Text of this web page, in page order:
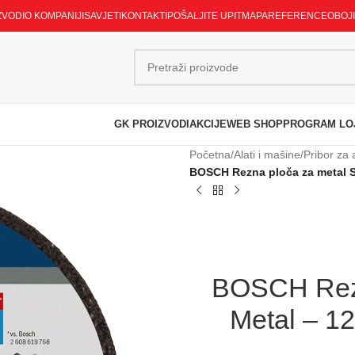
O KOMPANIJI SAVJETI KONTAKTI POŠALJITE UPITMAPAREFERENCE
GK PROIZVODI AKCIJEWEB SHOPPROGRAM
Početna/Alati i mašine/Pribor za
BOSCH Rezna ploča za metal
BOSCH
Metal –